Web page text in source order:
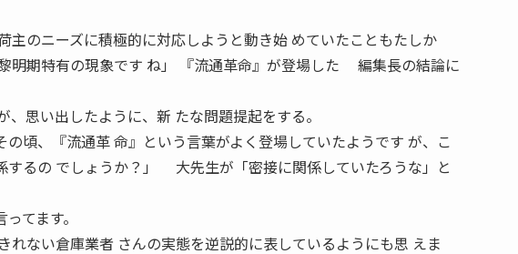
主のニーズに積極的に対応しようと動き始 めていたこともたしか
期特有の現象です ね」 『流通革命』が登場した 編集長の結論に
、思い出したように、新 たな問題提起をする。
頃、『流通革 命』という言葉がよく登場していたようです が、こ
するの でしょうか？」 大先生が「密接に関係していたろうな」と
てます。
れない倉庫業者 さんの実態を逆説的に表しているようにも思 えま